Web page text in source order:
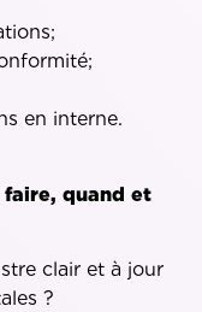
en interne.
quand et
clair et à jour
?